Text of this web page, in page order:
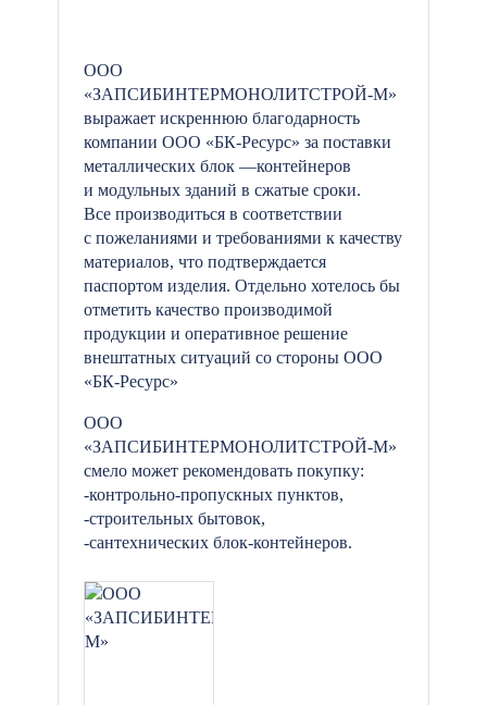
ООО
«ЗАПСИБИНТЕРМОНОЛИТСТРОЙ-М»
выражает искреннюю благодарность
компании ООО «БК-Ресурс» за поставки
металлических блок —контейнеров
и модульных зданий в сжатые сроки.
Все производиться в соответствии
с пожеланиями и требованиями к качеству
материалов, что подтверждается
паспортом изделия. Отдельно хотелось бы
отметить качество производимой
продукции и оперативное решение
внештатных ситуаций со стороны ООО
«БК-Ресурс»
ООО
«ЗАПСИБИНТЕРМОНОЛИТСТРОЙ-М»
смело может рекомендовать покупку:
-контрольно-пропускных пунктов,
-строительных бытовок,
-сантехнических блок-контейнеров.